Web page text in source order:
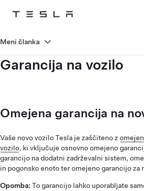
Tesla
Garancija na vozilo
Omejena garancija na
Vaše novo vozilo Tesla je zaščiteno z
vozilo, ki vključuje osnovno omejeno
garancijo na dodatni zadrževalni sistem,
in pogonsko enoto ter omejeno garancijo za
Opomba: To garancijo lahko uporabljate
Meni članka